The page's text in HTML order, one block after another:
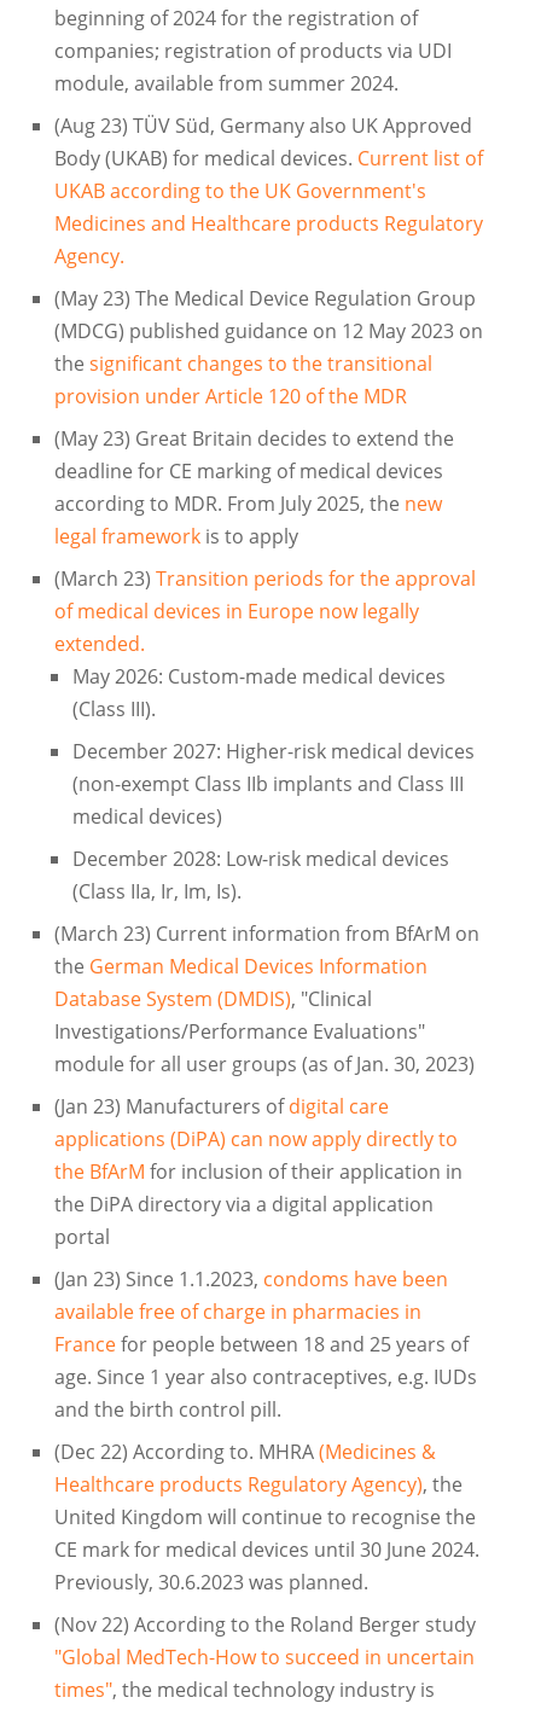
beginning of 2024 for the registration of
companies; registration of products via UDI
module, available from summer 2024.
(Aug 23) TÜV Süd, Germany also UK Approved
Body (UKAB) for medical devices. Current list of
UKAB according to the UK Government's
Medicines and Healthcare products Regulatory
Agency.
(May 23) The Medical Device Regulation Group
(MDCG) published guidance on 12 May 2023 on
the significant changes to the transitional
provision under Article 120 of the MDR
(May 23) Great Britain decides to extend the
deadline for CE marking of medical devices
according to MDR. From July 2025, the new
legal framework is to apply
(March 23) Transition periods for the approval
of medical devices in Europe now legally
extended.
May 2026: Custom-made medical devices
(Class III).
December 2027: Higher-risk medical devices
(non-exempt Class IIb implants and Class III
medical devices)
December 2028: Low-risk medical devices
(Class IIa, Ir, Im, Is).
(March 23) Current information from BfArM on
the German Medical Devices Information
Database System (DMDIS), "Clinical
Investigations/Performance Evaluations"
module for all user groups (as of Jan. 30, 2023)
(Jan 23) Manufacturers ofdigital care
applications (DiPA) can now apply directly to
the BfArM for inclusion of their application in
the DiPA directory via a digital application
portal
(Jan 23) Since 1.1.2023, condoms have been
available free of charge in pharmacies in
Francefor people between 18 and 25 years of
age. Since 1 year also contraceptives, e.g. IUDs
and the birth control pill.
(Dec 22) According to. MHRA(Medicines &
Healthcare products Regulatory Agency), the
United Kingdom will continue to recognise the
CE mark for medical devices until 30 June 2024.
Previously, 30.6.2023 was planned.
(Nov 22) According to the Roland Berger study
"Global MedTech-How to succeed in uncertain
times", the medical technology industry is